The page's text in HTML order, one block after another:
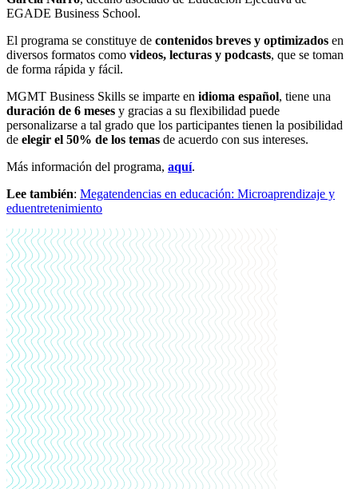
EGADE Business School.
El programa se constituye de contenidos breves y optimizados en
diversos formatos como videos, lecturas y podcasts, que se toman
de forma rápida y fácil.
MGMT Business Skills se imparte en idioma español, tiene una
duración de 6 meses y gracias a su flexibilidad puede
personalizarse a tal grado que los participantes tienen la posibilidad
de elegir el 50% de los temas de acuerdo con sus intereses.
Más información del programa, aquí.
Lee también: Megatendencias en educación: Microaprendizaje y
eduentretenimiento